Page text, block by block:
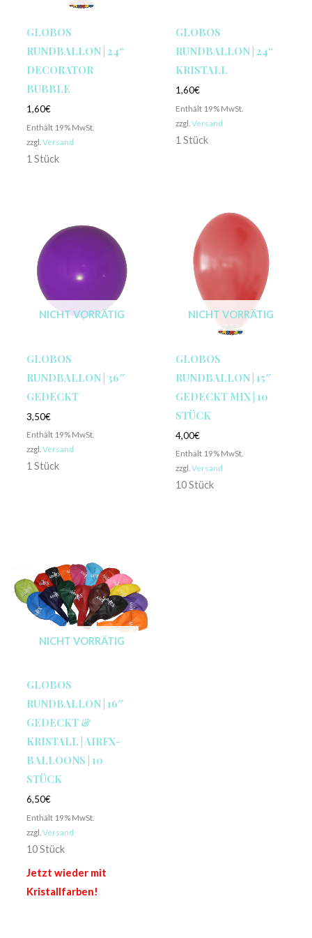
GLOBOS
RUNDBALLON | 24“
DECORATOR
BUBBLE
1,60€
Enthält 19% MwSt.
zzgl. Versand
1 Stück
GLOBOS
RUNDBALLON | 24“
KRISTALL
1,60€
Enthält 19% MwSt.
zzgl. Versand
1 Stück
NICHT VORRÄTIG
GLOBOS
RUNDBALLON | 36″
GEDECKT
3,50€
Enthält 19% MwSt.
zzgl. Versand
1 Stück
NICHT VORRÄTIG
GLOBOS
RUNDBALLON | 15″
GEDECKT MIX | 10
STÜCK
4,00€
Enthält 19% MwSt.
zzgl. Versand
10 Stück
NICHT VORRÄTIG
GLOBOS
RUNDBALLON | 16″
GEDECKT &
KRISTALL | AIRFX-
BALLOONS | 10
STÜCK
6,50€
Enthält 19% MwSt.
zzgl. Versand
10 Stück
Jetzt wieder mit
Kristallfarben!